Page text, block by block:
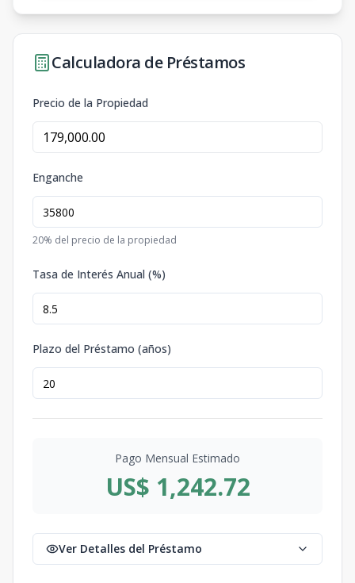
Calculadora de Préstamos
Precio de la Propiedad
Enganche
20% del precio de la propiedad
Tasa de Interés Anual (%)
Plazo del Préstamo (años)
Pago Mensual Estimado
US$ 1,242.72
Ver Detalles del Préstamo